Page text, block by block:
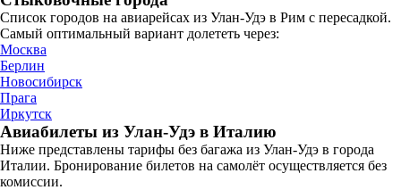
Список городов на авиарейсах из Улан-Удэ в Рим с пересадкой.
Самый оптимальный вариант долететь через:
Москва
Берлин
Новосибирск
Прага
Иркутск
Авиабилеты из Улан-Удэ в Италию
Ниже представлены тарифы без багажа из Улан-Удэ в города
Италии. Бронирование билетов на самолёт осуществляется без
комиссии.